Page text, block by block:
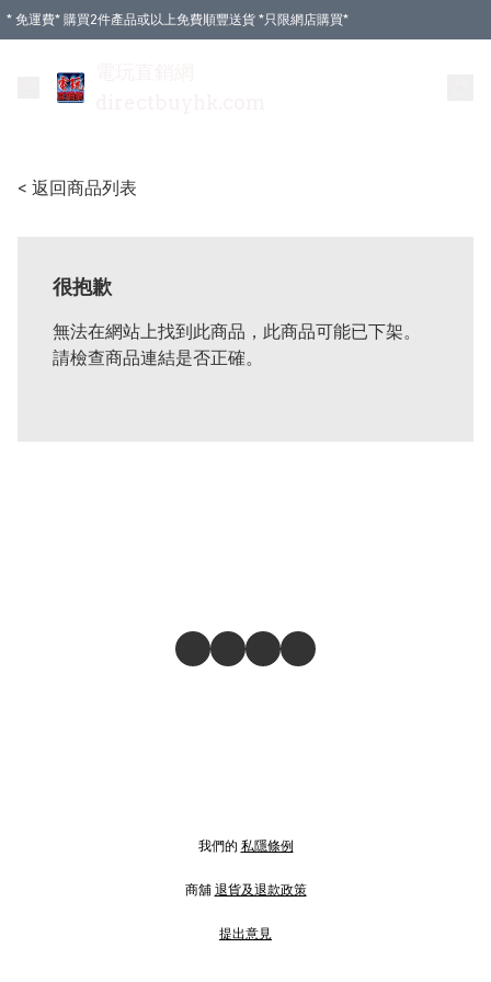
* 免運費* 購買2件產品或以上免費順豐送貨 *只限網店購買*
< 返回商品列表
很抱歉
無法在網站上找到此商品，此商品可能已下架。
請檢查商品連結是否正確。
我們的 私隱條例
商舖 退貨及退款政策
提出意見